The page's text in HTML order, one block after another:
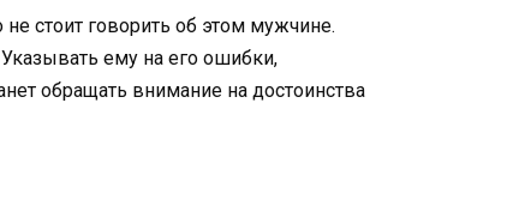
стоит говорить об этом мужчине.
ему на его ошибки,
обращать внимание на достоинства